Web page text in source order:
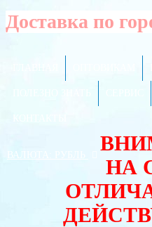
Доставка по
ВАЛЮТА:
НА